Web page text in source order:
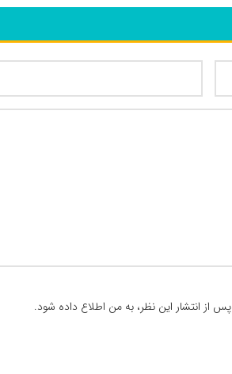
پس از انتشار این نظر، به من اطلاع داده شود.